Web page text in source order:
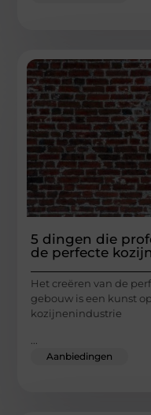
5 dingen die
de perfecte
Het creëren van de
gebouw is een kunst
kozijnenindustrie
Aanbiedingen